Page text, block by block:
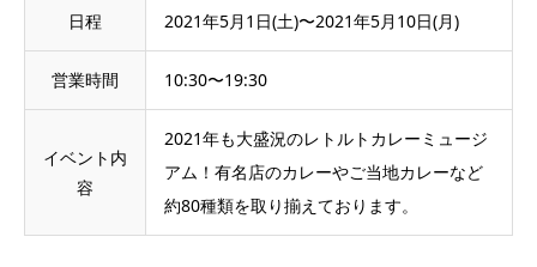
日程 2021年5月1日(土)〜2021年5月10日(月)
営業時間 10:30〜19:30
イベント内
容
2021年も大盛況のレトルトカレーミュージ
アム！有名店のカレーやご当地カレーなど
約80種類を取り揃えております。